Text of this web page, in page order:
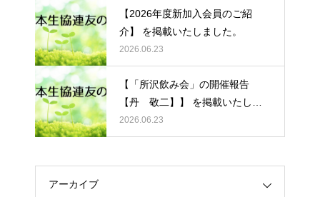
【2026年度新加入会員のご紹
介】 を掲載いたしました。
2026.06.23
【「所沢飲み会」の開催報告
【丹 敬二】】 を掲載いたしま
した。
2026.06.23
アーカイブ